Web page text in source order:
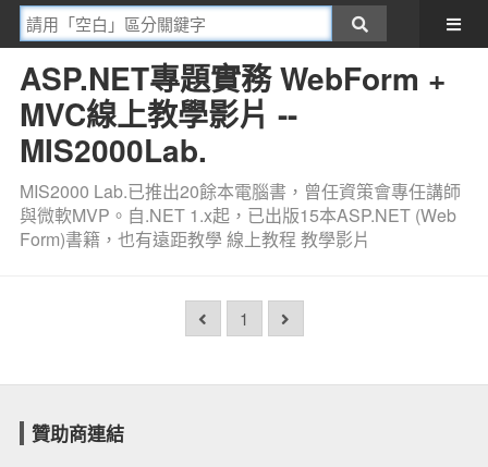
ASP.NET專題實務 WebForm +
MVC線上教學影片 --
MIS2000Lab.
MIS2000 Lab.已推出20餘本電腦書，曾任資策會專任講師
與微軟MVP。自.NET 1.x起，已出版15本ASP.NET (Web
Form)書籍，也有遠距教學 線上教程 教學影片
1
贊助商連結